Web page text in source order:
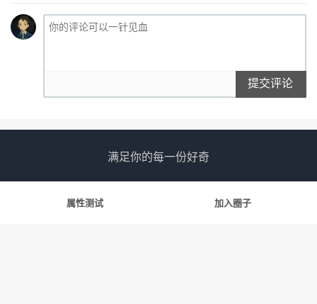
提交评论
满足你的每一份好奇
友情链接 斯慕社 笨蛋水母 告解室
属性测试 加入圈子